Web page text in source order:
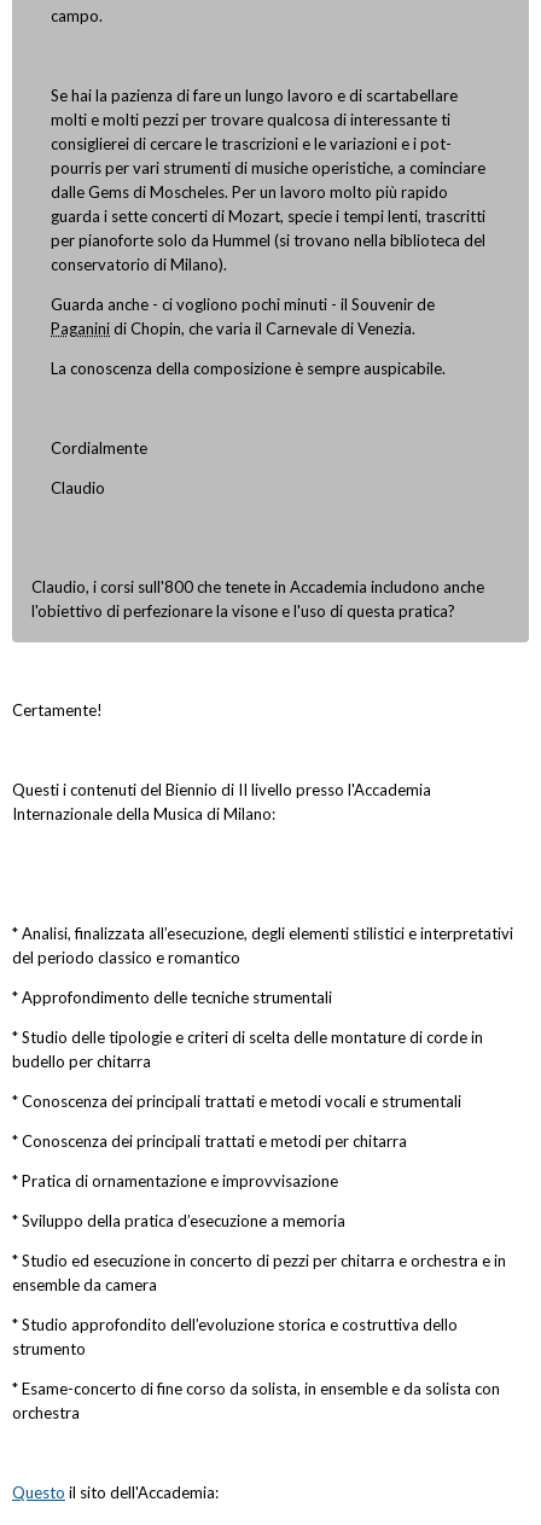
campo.
Se hai la pazienza di fare un lungo lavoro e di scartabellare
molti e molti pezzi per trovare qualcosa di interessante ti
consiglierei di cercare le trascrizioni e le variazioni e i pot-
pourris per vari strumenti di musiche operistiche, a cominciare
dalle Gems di Moscheles. Per un lavoro molto più rapido
guarda i sette concerti di Mozart, specie i tempi lenti, trascritti
per pianoforte solo da Hummel (si trovano nella biblioteca del
conservatorio di Milano).
Guarda anche - ci vogliono pochi minuti - il Souvenir de
Paganinidi Chopin, che varia il Carnevale di Venezia.
La conoscenza della composizione è sempre auspicabile.
Cordialmente
Claudio
Claudio, i corsi sull'800 che tenete in Accademia includono anche
l'obiettivo di perfezionare la visone e l'uso di questa pratica?
Certamente!
Questi i contenuti del Biennio di II livello presso l'Accademia
Internazionale della Musica di Milano:
* Analisi, finalizzata all’esecuzione, degli elementi stilistici e interpretativi
del periodo classico e romantico
* Approfondimento delle tecniche strumentali
* Studio delle tipologie e criteri di scelta delle montature di corde in
budello per chitarra
* Conoscenza dei principali trattati e metodi vocali e strumentali
* Conoscenza dei principali trattati e metodi per chitarra
* Pratica di ornamentazione e improvvisazione
* Sviluppo della pratica d’esecuzione a memoria
* Studio ed esecuzione in concerto di pezzi per chitarra e orchestra e in
ensemble da camera
* Studio approfondito dell’evoluzione storica e costruttiva dello
strumento
* Esame-concerto di fine corso da solista, in ensemble e da solista con
orchestra
Questo il sito dell'Accademia: